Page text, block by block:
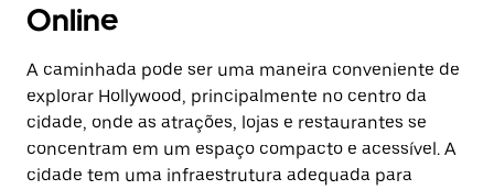
Online
A caminhada pode ser uma maneira conveniente de
explorar Hollywood, principalmente no centro da
cidade, onde as atrações, lojas e restaurantes se
concentram em um espaço compacto e acessível. A
cidade tem uma infraestrutura adequada para